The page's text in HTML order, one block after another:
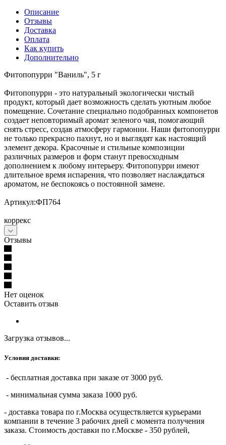
Описание
Отзывы
Доставка
Оплата
Как купить
Дополнительно
Фитопопурри "Ваниль", 5 г
Фитопопурри - это натуральный экологически чистый
продукт, который дает возможность сделать уютным любое
помещение. Сочетание специально подобранных компонетов
создает неповторимый аромат зеленого чая, помогающий
снять стресс, создав атмосферу гармонии. Наши фитопопурри
не только прекрасно пахнут, но и выглядят как настоящий
элемент декора. Красочные и стильные композиции
различных размеров и форм станут превосходным
дополнением к любому интерьеру. Фитопопурри имеют
длительное время испарения, что позволяет наслаждаться
ароматом, не беспокоясь о постоянной замене.
Артикул:ФП764
коррекс
Отзывы
Нет оценок
Оставить отзыв
Загрузка отзывов...
Условия доставки:
- бесплатная доставка при заказе от 3000 руб.
- минимальная сумма заказа 1000 руб.
- доставка товара по г.Москва осуществляется курьерами
компании в течение 3 рабочих дней с момента получения
заказа. Стоимость доставки по г.Москве - 350 рублей,